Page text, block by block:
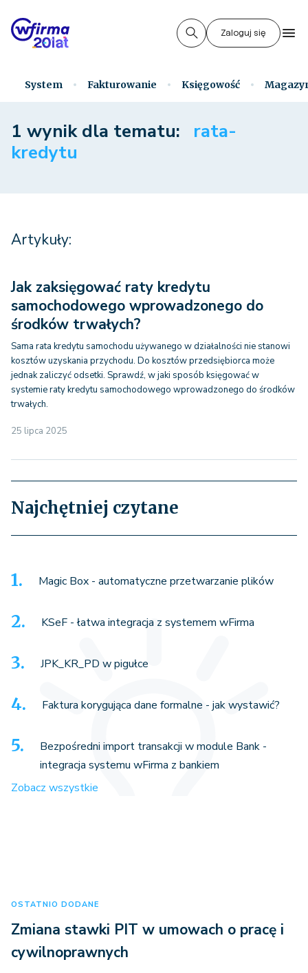
Zaloguj się
System Fakturowanie Księgowość
1 wynik dla tematu:
rata-
kredytu
Artykuły:
Jak zaksięgować raty kredytu
samochodowego wprowadzonego do
środków trwałych?
Sama rata kredytu samochodu używanego w działalności nie stanowi
kosztów uzyskania przychodu. Do kosztów przedsiębiorca może
jednak zaliczyć odsetki. Sprawdź, w jaki sposób księgować w
systemie raty kredytu samochodowego wprowadzonego do środków
trwałych.
25 lipca 2025
Najchętniej czytane
Magic Box - automatyczne przetwarzanie plików
KSeF - łatwa integracja z systemem wFirma
JPK_KR_PD w pigułce
Faktura korygująca dane formalne - jak wystawić?
Bezpośredni import transakcji w module Bank -
integracja systemu wFirma z bankiem
Zobacz wszystkie
OSTATNIO DODANE
Zmiana stawki PIT w umowach o pracę i
cywilnoprawnych